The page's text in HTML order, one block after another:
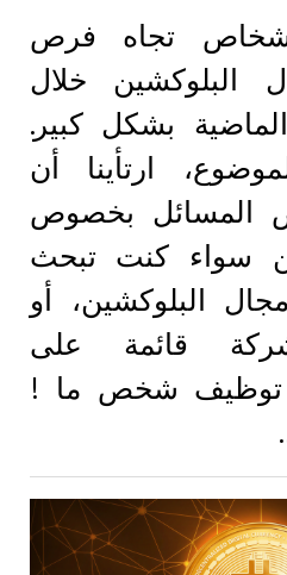
تجاه فرص
خلال
بشكل كبير.
ارتأينا أن
المسائل بخصوص
سواء كنت تبحث
البلوكشين، أو
قائمة على
توظيف شخص ما !